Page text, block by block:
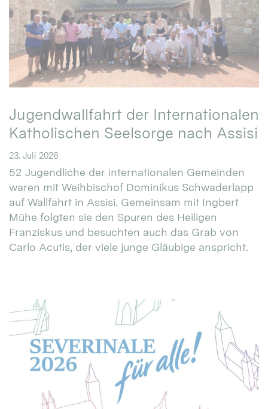
Jugendwallfahrt der Internationalen
Katholischen Seelsorge nach Assisi
23. Juli 2026
52 Jugendliche der internationalen Gemeinden
waren mit Weihbischof Dominikus Schwaderlapp
auf Wallfahrt in Assisi. Gemeinsam mit Ingbert
Mühe folgten sie den Spuren des Heiligen
Franziskus und besuchten auch das Grab von
Carlo Acutis, der viele junge Gläubige anspricht.